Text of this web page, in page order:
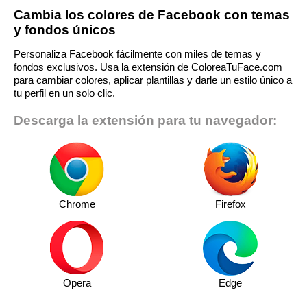
Cambia los colores de Facebook con temas
y fondos únicos
Personaliza Facebook fácilmente con miles de temas y
fondos exclusivos. Usa la extensión de ColoreaTuFace.com
para cambiar colores, aplicar plantillas y darle un estilo único a
tu perfil en un solo clic.
Descarga la extensión para tu navegador:
Chrome Firefox
Opera Edge